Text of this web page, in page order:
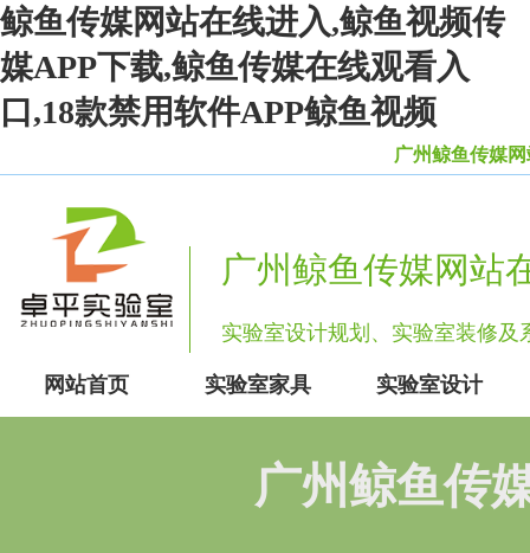
鲸鱼传媒网站在线进入,鲸鱼视频传
媒APP下载,鲸鱼传媒在线观看入
口,18款禁用软件APP鲸鱼视频
广州鲸鱼传媒网站
广州鲸鱼传媒网站
实验室设计规划、实验室装修
网站首页 实验室家具 实验室设计
广州鲸鱼传